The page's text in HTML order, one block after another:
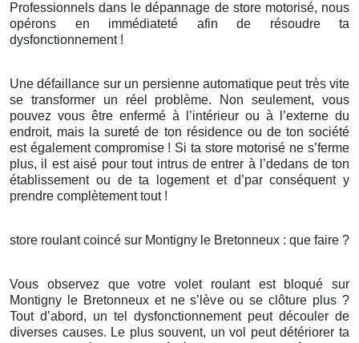
Professionnels dans le dépannage de store motorisé, nous
opérons en immédiateté afin de résoudre ta
dysfonctionnement !
Une défaillance sur un persienne automatique peut très vite
se transformer un réel problème. Non seulement, vous
pouvez vous être enfermé à l’intérieur ou à l’externe du
endroit, mais la sureté de ton résidence ou de ton société
est également compromise ! Si ta store motorisé ne s’ferme
plus, il est aisé pour tout intrus de entrer à l’dedans de ton
établissement ou de ta logement et d’par conséquent y
prendre complètement tout !
store roulant coincé sur Montigny le Bretonneux : que faire ?
Vous observez que votre volet roulant est bloqué sur
Montigny le Bretonneux et ne s’lève ou se clôture plus ?
Tout d’abord, un tel dysfonctionnement peut découler de
diverses causes. Le plus souvent, un vol peut détériorer ta